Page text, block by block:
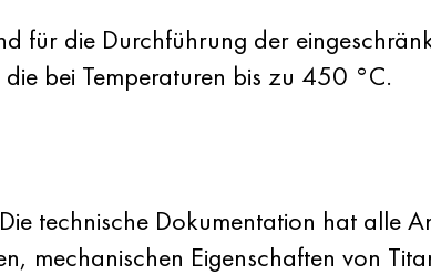
für die Durchführung der
bei Temperaturen bis zu 450 °C.
technische Dokumentation hat alle
mechanischen Eigenschaften von